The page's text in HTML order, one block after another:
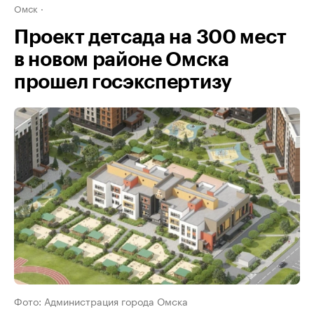
Омск
Проект детсада на 300 мест
в новом районе Омска
прошел госэкспертизу
Фото: Администрация города Омска